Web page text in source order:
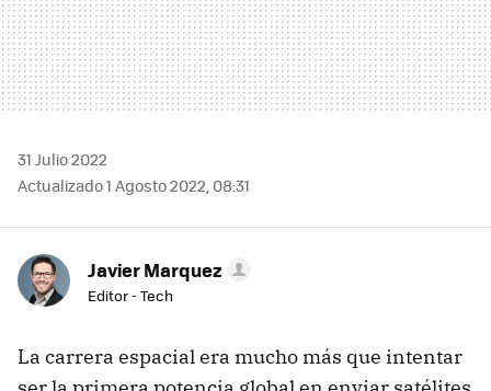
31 Julio 2022
Actualizado 1 Agosto 2022, 08:31
Javier Marquez
Editor - Tech
La carrera espacial era mucho más que intentar